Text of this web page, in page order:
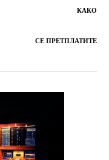
КАКО
СЕ ПРЕТПЛАТИТЕ